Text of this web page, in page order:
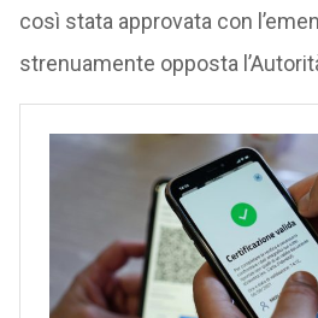
così stata approvata con
strenuamente opposta